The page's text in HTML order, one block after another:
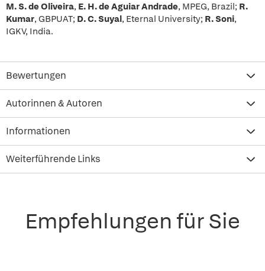
M. S. de Oliveira, E. H. de Aguiar Andrade, MPEG, Brazil; R.
Kumar, GBPUAT; D. C. Suyal, Eternal University; R. Soni,
IGKV, India.
Bewertungen
Autorinnen & Autoren
Informationen
Weiterführende Links
Empfehlungen für Sie